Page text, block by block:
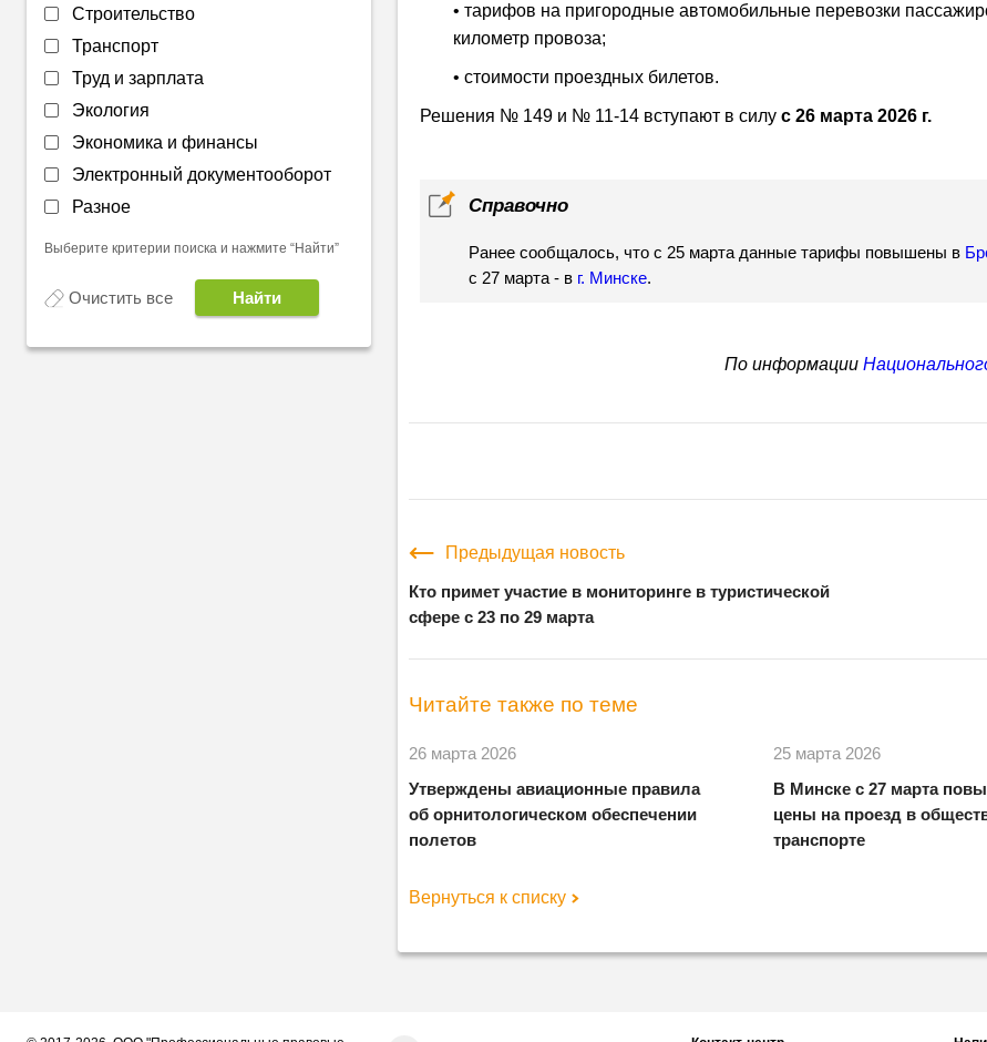
Строительство
Транспорт
Труд и зарплата
Экология
Экономика и финансы
Электронный документооборот
Разное
Выберите критерии поиска и нажмите “Найти”
Очистить все
• тарифов на пригородные автомобильные перевозки
километр провоза;
• стоимости проездных билетов.
Решения № 149 и № 11-14 вступают в силу с 26 марта 2026 г.
Справочно
Ранее сообщалось, что с 25 марта данные тарифы повышены в
с 27 марта - в г. Минске.
По информации
Предыдущая новость
Кто примет участие в мониторинге в туристической
сфере с 23 по 29 марта
Читайте также по теме
26 марта 2026
Утверждены авиационные правила
об орнитологическом обеспечении
полетов
25 марта 2026
В Минске с 27 марта
цены на проезд в
транспорте
Вернуться к списку